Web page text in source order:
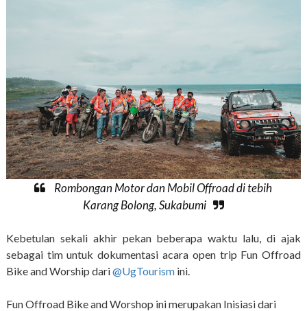
Rombongan Motor dan Mobil Offroad di tebih
Karang Bolong, Sukabumi
Kebetulan sekali akhir pekan beberapa waktu lalu, di ajak
sebagai tim untuk dokumentasi acara open trip Fun Offroad
Bike and Worship dari@UgTourismini.
Fun Offroad Bike and Worshop ini merupakan Inisiasi dari